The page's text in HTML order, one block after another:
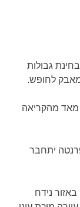
גבולות
לחופש.
מאד מהקריאה
יתחבר
נידח